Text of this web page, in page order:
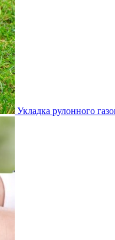
Укладка рулонного